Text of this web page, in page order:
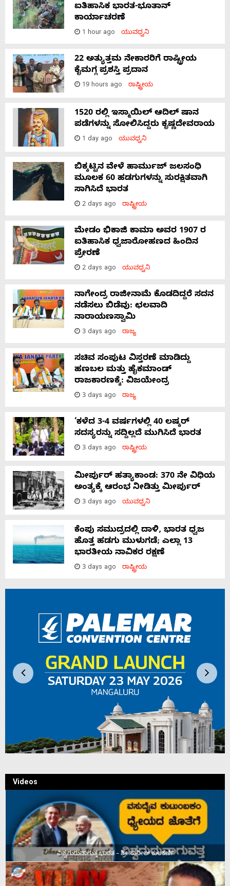
ಐತಿಹಾಸಿಕ ಭಾರತ-ಭೂತಾನ್
ಕಾರ್ಯಾಚರಣೆ
1 hour ago ಯುವಧ್ವನಿ
22 ಅತ್ಯುತ್ತಮ ನೇಕಾರರಿಗೆ ರಾಷ್ಟ್ರೀಯ
ಕೈಮಗ್ಗ ಪ್ರಶಸ್ತಿ ಪ್ರದಾನ
19 hours ago ರಾಷ್ಟ್ರೀಯ
1520 ರಲ್ಲಿ ಇಸ್ಮಾಯಿಲ್ ಆದಿಲ್ ಷಾನ
ಪಡೆಗಳನ್ನು ಸೋಲಿಸಿದ್ದರು ಕೃಷ್ಣದೇವರಾಯ
1 day ago ಯುವಧ್ವನಿ
ಬಿಕ್ಕಟ್ಟಿನ ವೇಳೆ ಹಾರ್ಮುಜ್ ಜಲಸಂಧಿ
ಮೂಲಕ 60 ಹಡಗುಗಳನ್ನು ಸುರಕ್ಷಿತವಾಗಿ
ಸಾಗಿಸಿದೆ ಭಾರತ
2 days ago ರಾಷ್ಟ್ರೀಯ
ಮೇಡಂ ಭಿಕಾಜಿ ಕಾಮಾ ಅವರ 1907 ರ
ಐತಿಹಾಸಿಕ ಧ್ವಜಾರೋಹಣದ ಹಿಂದಿನ
ಪ್ರೇರಣೆ
2 days ago ಯುವಧ್ವನಿ
ನಾಗೇಂದ್ರ ರಾಜೀನಾಮೆ ಕೊಡದಿದ್ದರೆ ಸದನ
ನಡೆಸಲು ಬಿಡೆವು: ಛಲವಾದಿ
ನಾರಾಯಣಸ್ವಾಮಿ
3 days ago ರಾಜ್ಯ
ಸಚಿವ ಸಂಪುಟ ವಿಸ್ತರಣೆ ಮಾಡಿದ್ದು
ಹಣಬಲ ಮತ್ತು ಹೈಕಮಾಂಡ್
ರಾಜಕಾರಣಕ್ಕೆ: ವಿಜಯೇಂದ್ರ
3 days ago ರಾಜ್ಯ
‘ಕಳೆದ 3-4 ವರ್ಷಗಳಲ್ಲಿ 40 ಲಷ್ಕರ್
ಸದಸ್ಯರನ್ನು ಸದ್ದಿಲ್ಲದೆ ಮುಗಿಸಿದೆ ಭಾರತ
3 days ago ರಾಷ್ಟ್ರೀಯ
ಮೀರ್ಪುರ್ ಹತ್ಯಾಕಾಂಡ: 370 ನೇ ವಿಧಿಯ
ಅಂತ್ಯಕ್ಕೆ ಆರಂಭ ನೀಡಿತ್ತು ಮೀರ್ಪುರ್
3 days ago ಯುವಧ್ವನಿ
ಕೆಂಪು ಸಮುದ್ರದಲ್ಲಿ ದಾಳಿ, ಭಾರತ ಧ್ವಜ
ಹೊತ್ತ ಹಡಗು ಮುಳುಗಡೆ; ಎಲ್ಲಾ 13
ಭಾರತೀಯ ನಾವಿಕರ ರಕ್ಷಣೆ
3 days ago ರಾಷ್ಟ್ರೀಯ
Videos
ವಿಶ್ವಗುರುವಾಗುತ್ತ ಭಾರತ – ಶ್ರೀ ಸುನೀಲ್‌ ಕುಲಕರ್ಣಿ